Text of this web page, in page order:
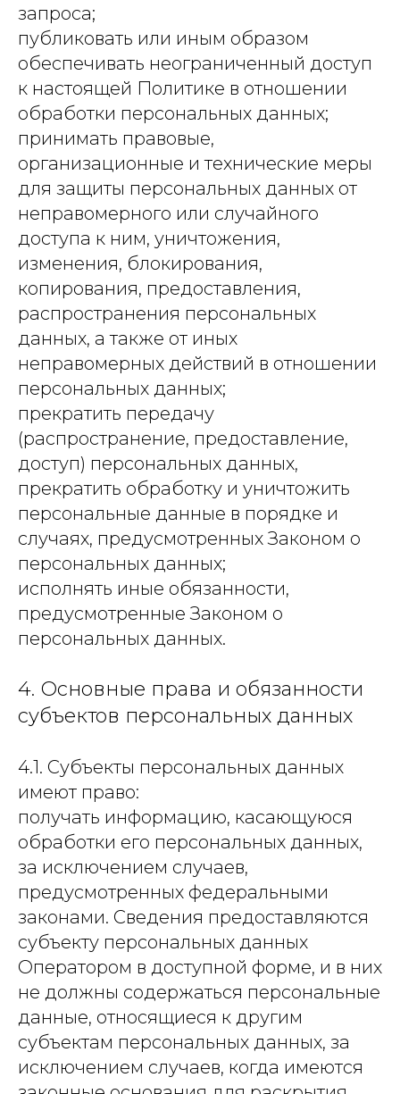
запроса;
публиковать или иным образом
обеспечивать неограниченный доступ
к настоящей Политике в отношении
обработки персональных данных;
принимать правовые,
организационные и технические меры
для защиты персональных данных от
неправомерного или случайного
доступа к ним, уничтожения,
изменения, блокирования,
копирования, предоставления,
распространения персональных
данных, а также от иных
неправомерных действий в отношении
персональных данных;
прекратить передачу
(распространение, предоставление,
доступ) персональных данных,
прекратить обработку и уничтожить
персональные данные в порядке и
случаях, предусмотренных Законом о
персональных данных;
исполнять иные обязанности,
предусмотренные Законом о
персональных данных.
4. Основные права и обязанности
субъектов персональных данных
4.1. Субъекты персональных данных
имеют право:
получать информацию, касающуюся
обработки его персональных данных,
за исключением случаев,
предусмотренных федеральными
законами. Сведения предоставляются
субъекту персональных данных
Оператором в доступной форме, и в них
не должны содержаться персональные
данные, относящиеся к другим
субъектам персональных данных, за
исключением случаев, когда имеются